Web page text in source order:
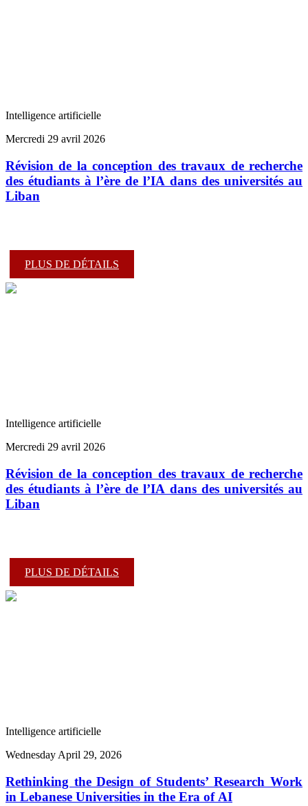
Intelligence artificielle
Mercredi 29 avril 2026
Révision de la conception des travaux de recherche
des étudiants à l’ère de l’IA dans des universités au
Liban
PLUS DE DÉTAILS
Intelligence artificielle
Mercredi 29 avril 2026
Révision de la conception des travaux de recherche
des étudiants à l’ère de l’IA dans des universités au
Liban
PLUS DE DÉTAILS
Intelligence artificielle
Wednesday April 29, 2026
Rethinking the Design of Students’ Research Work
in Lebanese Universities in the Era of AI